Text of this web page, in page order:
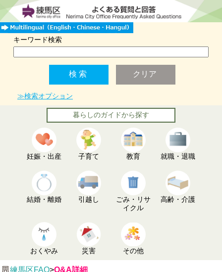
キーワード検索
≫検索オプション
暮らしのガイドから探す
妊娠・出産 子育て 教育 就職・退職
結婚・離婚 引越し
ごみ・リサ
イクル
高齢・介護
おくやみ 災害 その他
練馬区FAQ>Q&A詳細